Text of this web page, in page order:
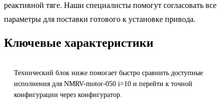
реактивной тяге. Наши специалисты помогут согласовать все
параметры для поставки готового к установке привода.
Ключевые характеристики
Технический блок ниже помогает быстро сравнить доступные
исполнения для NMRV-motor-050 i=10 и перейти к точной
конфигурации через конфигуратор.